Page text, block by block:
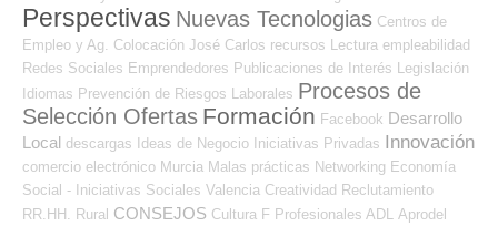
Perspectivas Nuevas Tecnologias Centros de
Empleo y Ag. Colocación José Carlos recursos Lectura empleabilidad
Redes Sociales Emprendedores Publicaciones de Interés Legislación
Idiomas Prevención de Riesgos Laborales Procesos de
Selección Ofertas Formación Facebook Desarrollo
Local descargas Ideas de Negocio Iniciativas Privadas Innovación
comercio electrónico Murcia Malas prácticas Networking Economía
Social - Iniciativas Sociales Valencia Creatividad Reclutamiento
RR.HH. Rural CONSEJOS Cultura F Profesionales ADL Aprodel